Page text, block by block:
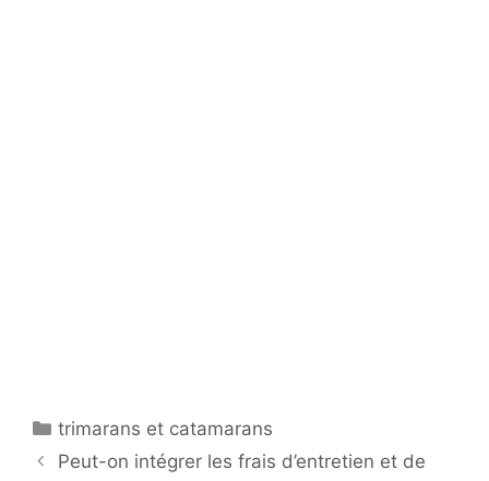
Catégories
trimarans et catamarans
Peut-on intégrer les frais d’entretien et de